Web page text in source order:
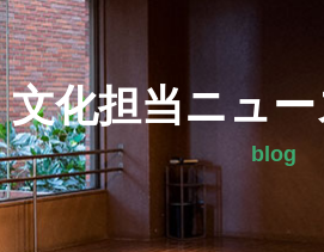
文化担当ニュ
blog